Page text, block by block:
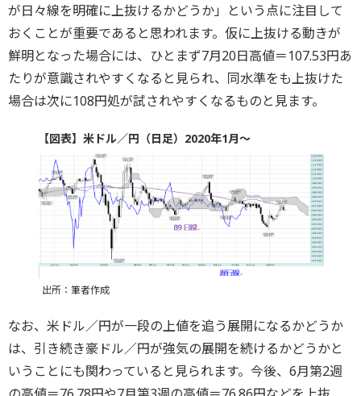
が日々線を明確に上抜けるかどうか」という点に注目して
おくことが重要であると思われます。仮に上抜ける動きが
鮮明となった場合には、ひとまず7月20日高値＝107.53円あ
たりが意識されやすくなると見られ、同水準をも上抜けた
場合は次に108円処が試されやすくなるものと見ます。
【図表】米ドル／円（日足）2020年1月～
出所：筆者作成
なお、米ドル／円が一段の上値を追う展開になるかどうか
は、引き続き豪ドル／円が強気の展開を続けるかどうかと
いうことにも関わっていると見られます。今後、6月第2週